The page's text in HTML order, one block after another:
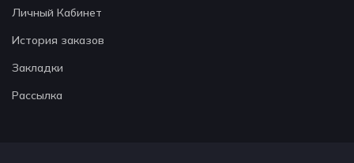
Личный Кабинет
История заказов
Закладки
Рассылка